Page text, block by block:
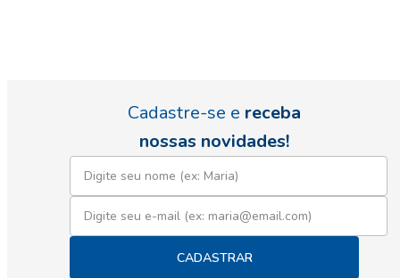
Cadastre-se e receba
nossas novidades!
CADASTRAR